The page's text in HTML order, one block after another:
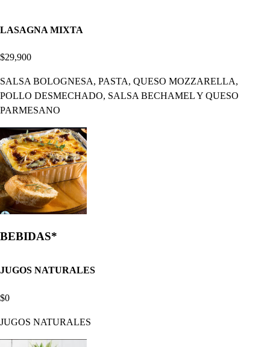
LASAGNA MIXTA
$29,900
SALSA BOLOGNESA, PASTA, QUESO MOZZARELLA,
POLLO DESMECHADO, SALSA BECHAMEL Y QUESO
PARMESANO
BEBIDAS*
JUGOS NATURALES
$0
JUGOS NATURALES